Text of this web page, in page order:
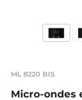
ML 8220 BIS
Micro-ondes